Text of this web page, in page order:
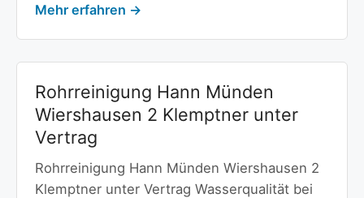
Mehr erfahren →
Rohrreinigung Hann Münden
Wiershausen 2 Klemptner unter
Vertrag
Rohrreinigung Hann Münden Wiershausen 2
Klemptner unter Vertrag Wasserqualität bei